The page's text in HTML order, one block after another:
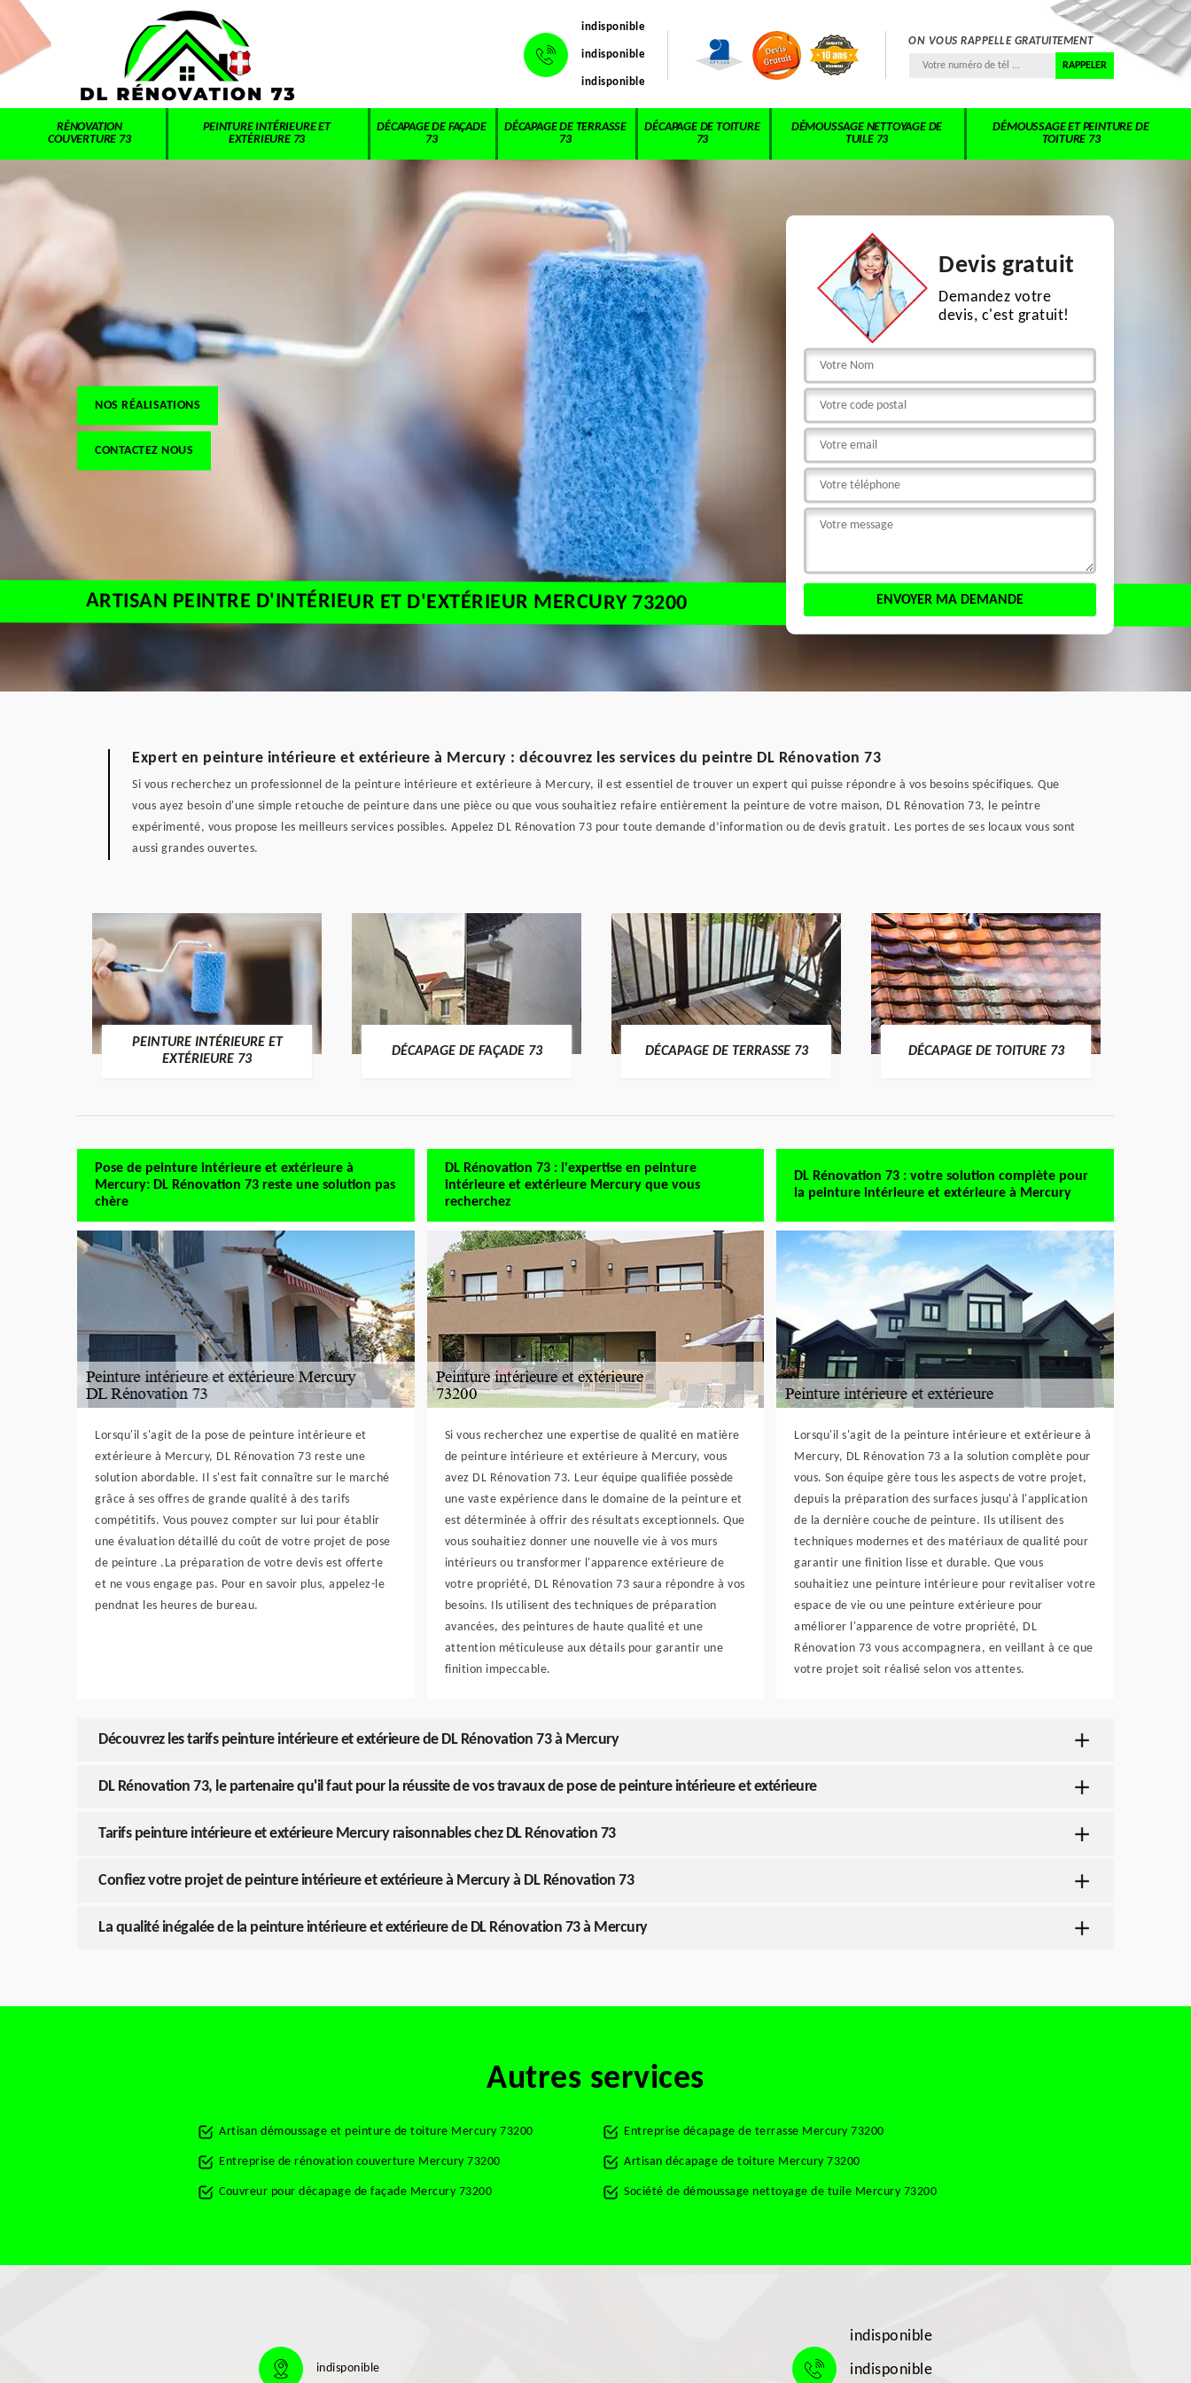
indisponible
indisponible
indisponible
ON VOUS RAPPELLE GRATUITEMENT
RÉNOVATION
COUVERTURE 73
PEINTURE INTÉRIEURE ET
EXTÉRIEURE 73
DÉCAPAGE DE FAÇADE
73
DÉCAPAGE DE TERRASSE
73
DÉCAPAGE DE TOITURE
73
DÉMOUSSAGE NETTOYAGE DE
TUILE 73
DÉMOUSSAGE ET PEINTURE DE
TOITURE 73
NOS RÉALISATIONS
CONTACTEZ NOUS
Devis gratuit
Demandez votre
devis, c'est gratuit!
ARTISAN PEINTRE D'INTÉRIEUR ET D'EXTÉRIEUR MERCURY 73200
Expert en peinture intérieure et extérieure à Mercury : découvrez les services du peintre DL Rénovation 73
Si vous recherchez un professionnel de la peinture intérieure et extérieure à Mercury, il est essentiel de trouver un expert qui puisse répondre à vos besoins spécifiques. Que
vous ayez besoin d'une simple retouche de peinture dans une pièce ou que vous souhaitiez refaire entièrement la peinture de votre maison, DL Rénovation 73, le peintre
expérimenté, vous propose les meilleurs services possibles. Appelez DL Rénovation 73 pour toute demande d’information ou de devis gratuit. Les portes de ses locaux vous sont
aussi grandes ouvertes.
PEINTURE INTÉRIEURE ET
EXTÉRIEURE 73
DÉCAPAGE DE FAÇADE 73 DÉCAPAGE DE TERRASSE 73 DÉCAPAGE DE TOITURE 73
Pose de peinture intérieure et extérieure à
Mercury: DL Rénovation 73 reste une solution pas
chère
Lorsqu'il s'agit de la pose de peinture intérieure et
extérieure à Mercury, DL Rénovation 73 reste une
solution abordable. Il s'est fait connaître sur le marché
grâce à ses offres de grande qualité à des tarifs
compétitifs. Vous pouvez compter sur lui pour établir
une évaluation détaillé du coût de votre projet de pose
de peinture .La préparation de votre devis est offerte
et ne vous engage pas. Pour en savoir plus, appelez-le
pendnat les heures de bureau.
DL Rénovation 73 : l'expertise en peinture
intérieure et extérieure Mercury que vous
recherchez
Si vous recherchez une expertise de qualité en matière
de peinture intérieure et extérieure à Mercury, vous
avez DL Rénovation 73. Leur équipe qualifiée possède
une vaste expérience dans le domaine de la peinture et
est déterminée à offrir des résultats exceptionnels. Que
vous souhaitiez donner une nouvelle vie à vos murs
intérieurs ou transformer l'apparence extérieure de
votre propriété, DL Rénovation 73 saura répondre à vos
besoins. Ils utilisent des techniques de préparation
avancées, des peintures de haute qualité et une
attention méticuleuse aux détails pour garantir une
finition impeccable.
DL Rénovation 73 : votre solution complète pour
la peinture intérieure et extérieure à Mercury
Lorsqu'il s'agit de la peinture intérieure et extérieure à
Mercury, DL Rénovation 73 a la solution complète pour
vous. Son équipe gère tous les aspects de votre projet,
depuis la préparation des surfaces jusqu'à l'application
de la dernière couche de peinture. Ils utilisent des
techniques modernes et des matériaux de qualité pour
garantir une finition lisse et durable. Que vous
souhaitiez une peinture intérieure pour revitaliser votre
espace de vie ou une peinture extérieure pour
améliorer l'apparence de votre propriété, DL
Rénovation 73 vous accompagnera, en veillant à ce que
votre projet soit réalisé selon vos attentes.
Découvrez les tarifs peinture intérieure et extérieure de DL Rénovation 73 à Mercury
DL Rénovation 73, le partenaire qu'il faut pour la réussite de vos travaux de pose de peinture intérieure et extérieure
Tarifs peinture intérieure et extérieure Mercury raisonnables chez DL Rénovation 73
Confiez votre projet de peinture intérieure et extérieure à Mercury à DL Rénovation 73
La qualité inégalée de la peinture intérieure et extérieure de DL Rénovation 73 à Mercury
Autres services
Artisan démoussage et peinture de toiture Mercury 73200
Entreprise de rénovation couverture Mercury 73200
Couvreur pour décapage de façade Mercury 73200
Entreprise décapage de terrasse Mercury 73200
Artisan décapage de toiture Mercury 73200
Société de démoussage nettoyage de tuile Mercury 73200
indisponible
indisponible
indisponible